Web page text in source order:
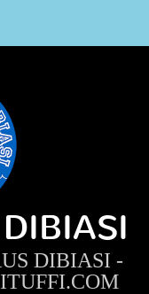
DIBIASI -